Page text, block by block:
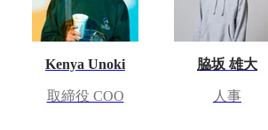
Kenya Unoki
取締役 COO
脇坂 雄大
人事